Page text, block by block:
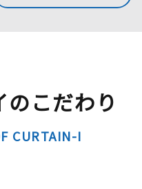
のこだわり
CURTAIN-I